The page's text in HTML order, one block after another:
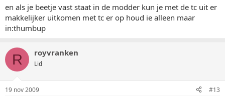
en als je beetje vast staat in de modder kun je met de tc uit er
makkelijker uitkomen met tc er op houd ie alleen maar
in:thumbup
R royvranken
Lid
19 nov 2009 #13